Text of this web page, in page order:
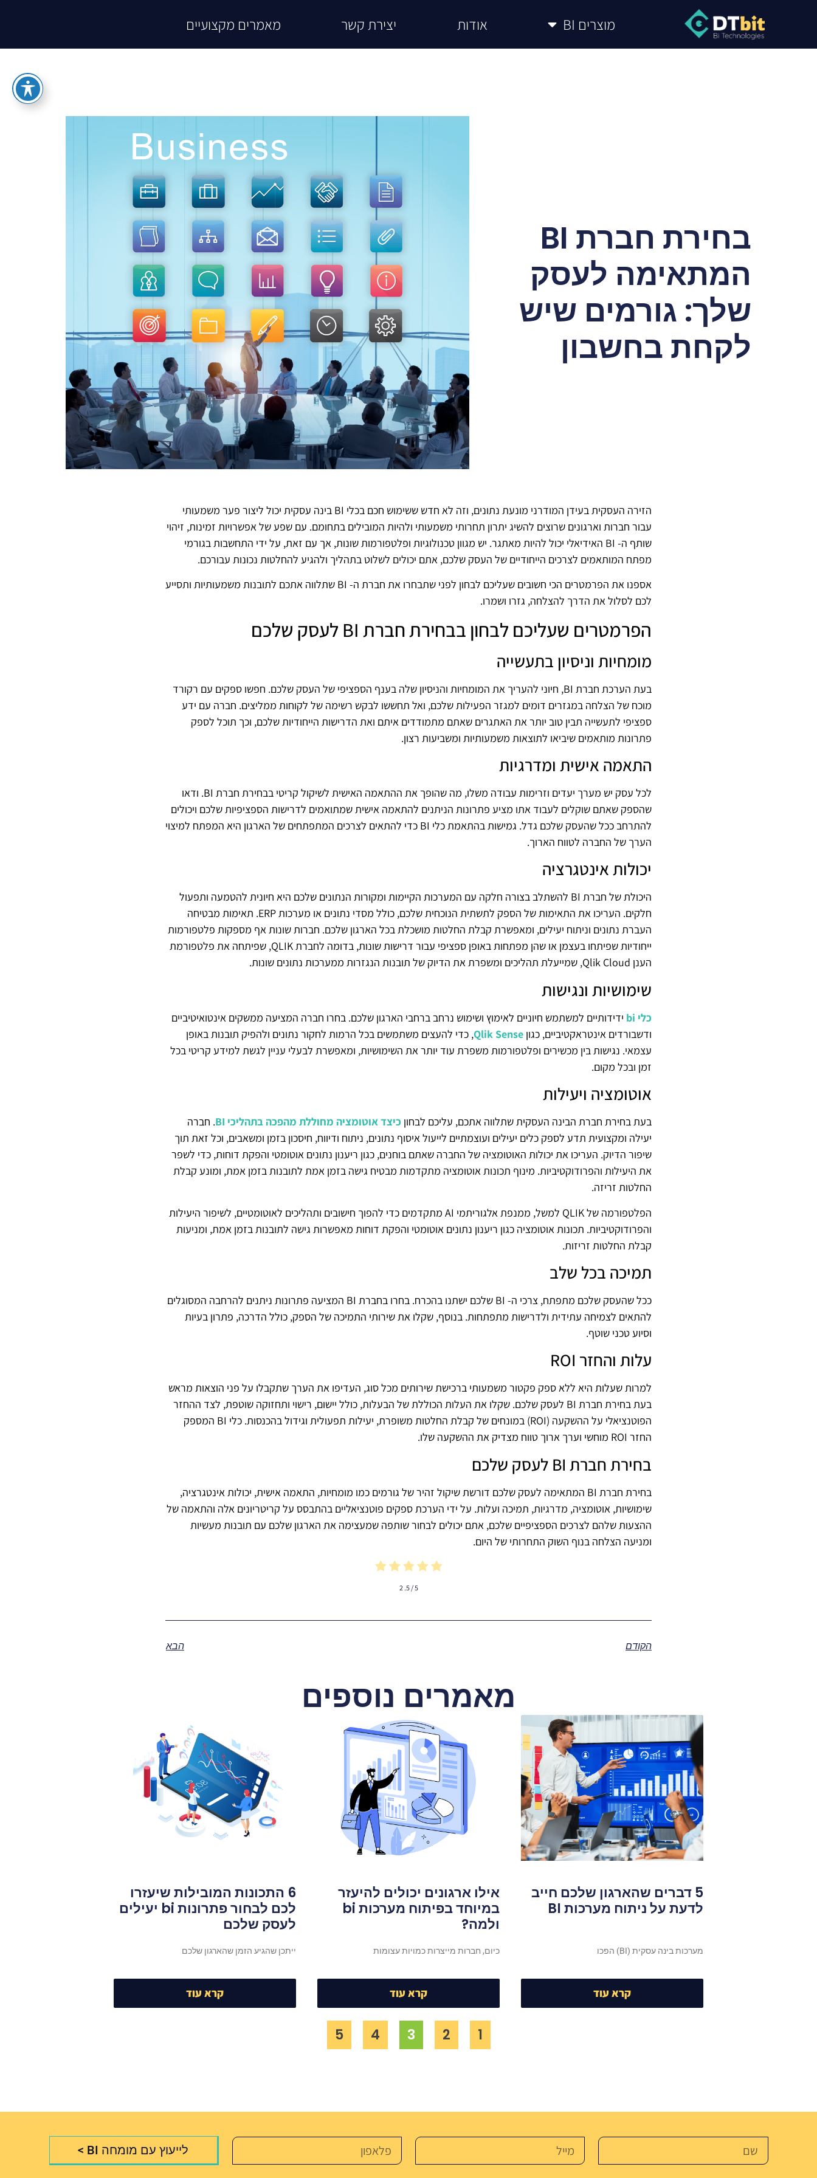
מוצרים BI אודות יצירת קשר מאמרים מקצועיים
בחירת חברת BI
המתאימה לעסק
שלך: גורמים שיש
לקחת בחשבון
הזירה העסקית בעידן המודרני מונעת נתונים, וזה לא חדש ששימוש חכם בכלי BI בינה עסקית יכול ליצור פער משמעותי
עבור חברות וארגונים שרוצים להשיג יתרון תחרותי משמעותי ולהיות המובילים בתחומם. עם שפע של אפשרויות זמינות, זיהוי
שותף ה- BI האידיאלי יכול להיות מאתגר. יש מגוון טכנולוגיות ופלטפורמות שונות, אך עם זאת, על ידי התחשבות בגורמי
מפתח המותאמים לצרכים הייחודיים של העסק שלכם, אתם יכולים לשלוט בתהליך ולהגיע להחלטות נכונות עבורכם.
אספנו את הפרמטרים הכי חשובים שעליכם לבחון לפני שתבחרו את חברת ה- BI שתלווה אתכם לתובנות משמעותיות ותסייע
לכם לסלול את הדרך להצלחה, גזרו ושמרו.
הפרמטרים שעליכם לבחון בבחירת חברת BI לעסק שלכם
מומחיות וניסיון בתעשייה
בעת הערכת חברת BI, חיוני להעריך את המומחיות והניסיון שלה בענף הספציפי של העסק שלכם. חפשו ספקים עם רקורד
מוכח של הצלחה במגזרים דומים למגזר הפעילות שלכם, ואל תחששו לבקש רשימה של לקוחות ממליצים. חברה עם ידע
ספציפי לתעשייה תבין טוב יותר את האתגרים שאתם מתמודדים איתם ואת הדרישות הייחודיות שלכם, וכך תוכל לספק
פתרונות מותאמים שיביאו לתוצאות משמעותיות ומשביעות רצון.
התאמה אישית ומדרגיות
לכל עסק יש מערך יעדים וזרימות עבודה משלו, מה שהופך את ההתאמה האישית לשיקול קריטי בבחירת חברת BI. ודאו
שהספק שאתם שוקלים לעבוד אתו מציע פתרונות הניתנים להתאמה אישית שמתואמים לדרישות הספציפיות שלכם ויכולים
להתרחב ככל שהעסק שלכם גדל. גמישות בהתאמת כלי BI כדי להתאים לצרכים המתפתחים של הארגון היא המפתח למיצוי
הערך של החברה לטווח הארוך.
יכולות אינטגרציה
היכולת של חברת BI להשתלב בצורה חלקה עם המערכות הקיימות ומקורות הנתונים שלכם היא חיונית להטמעה ותפעול
חלקים. העריכו את התאימות של הספק לתשתית הנוכחית שלכם, כולל מסדי נתונים או מערכות ERP. תאימות מבטיחה
העברת נתונים וניתוח יעילים, ומאפשרת קבלת החלטות מושכלת בכל הארגון שלכם. חברות שונות אף מספקות פלטפורמות
ייחודיות שפיתחו בעצמן או שהן מפתחות באופן ספציפי עבור דרישות שונות, בדומה לחברת QLIK, שפיתחה את פלטפורמת
הענן Qlik Cloud, שמייעלת תהליכים ומשפרת את הדיוק של תובנות הנגזרות ממערכות נתונים שונות.
שימושיות ונגישות
כלי bi
ידידותיים למשתמש חיוניים לאימוץ ושימוש נרחב ברחבי הארגון שלכם. בחרו חברה המציעה ממשקים אינטואיטיביים
ודשבורדים אינטראקטיביים, כגון Qlik Sense, כדי להעצים משתמשים בכל הרמות לחקור נתונים ולהפיק תובנות באופן
עצמאי. נגישות בין מכשירים ופלטפורמות משפרת עוד יותר את השימושיות, ומאפשרת לבעלי עניין לגשת למידע קריטי בכל
זמן ובכל מקום.
אוטומציה ויעילות
בעת בחירת חברת הבינה העסקית שתלווה אתכם, עליכם לבחון כיצד אוטומציה מחוללת מהפכה בתהליכי BI
. חברה
יעילה ומקצועית תדע לספק כלים יעילים ועוצמתיים לייעול איסוף נתונים, ניתוח ודיווח, חיסכון בזמן ומשאבים, וכל זאת תוך
שיפור הדיוק. העריכו את יכולות האוטומציה של החברה שאתם בוחנים, כגון ריענון נתונים אוטומטי והפקת דוחות, כדי לשפר
את היעילות והפרודוקטיביות. מינוף תכונות אוטומציה מתקדמות מבטיח גישה בזמן אמת לתובנות בזמן אמת, ומונע קבלת
החלטות זריזה.
הפלטפורמה של QLIK למשל, ממנפת אלגוריתמי AI מתקדמים כדי להפוך חישובים ותהליכים לאוטומטיים, לשיפור היעילות
והפרודוקטיביות. תכונות אוטומציה כגון ריענון נתונים אוטומטי והפקת דוחות מאפשרות גישה לתובנות בזמן אמת, ומניעות
קבלת החלטות זריזות.
תמיכה בכל שלב
ככל שהעסק שלכם מתפתח, צרכי ה- BI שלכם ישתנו בהכרח. בחרו בחברת BI המציעה פתרונות ניתנים להרחבה המסוגלים
להתאים לצמיחה עתידית ולדרישות מתפתחות. בנוסף, שקלו את שירותי התמיכה של הספק, כולל הדרכה, פתרון בעיות
וסיוע טכני שוטף.
עלות והחזר ROI
למרות שעלות היא ללא ספק פקטור משמעותי ברכישת שירותים מכל סוג, העדיפו את הערך שתקבלו על פני הוצאות מראש
בעת בחירת חברת BI לעסק שלכם. שקלו את העלות הכוללת של הבעלות, כולל יישום, רישוי ותחזוקה שוטפת, לצד ההחזר
הפוטנציאלי על ההשקעה (ROI) במונחים של קבלת החלטות משופרת, יעילות תפעולית וגידול בהכנסות. כלי BI המספק
החזר ROI מוחשי וערך ארוך טווח מצדיק את ההשקעה שלו.
בחירת חברת BI לעסק שלכם
בחירת חברת BI המתאימה לעסק שלכם דורשת שיקול זהיר של גורמים כמו מומחיות, התאמה אישית, יכולות אינטגרציה,
שימושיות, אוטומציה, מדרגיות, תמיכה ועלות. על ידי הערכת ספקים פוטנציאליים בהתבסס על קריטריונים אלה והתאמה של
ההצעות שלהם לצרכים הספציפיים שלכם, אתם יכולים לבחור שותפה שמעצימה את הארגון שלכם עם תובנות מעשיות
ומניעה הצלחה בנוף השוק התחרותי של היום.
5
/ 5.
2
הקודם הבא
מאמרים נוספים
5 דברים שהארגון שלכם חייב
לדעת על ניתוח מערכות BI
מערכות בינה עסקית (BI) הפכו
קרא עוד
אילו ארגונים יכולים להיעזר
במיוחד בפיתוח מערכות bi
ולמה?
כיום, חברות מייצרות כמויות עצומות
קרא עוד
6 התכונות המובילות שיעזרו
לכם לבחור פתרונות bi יעילים
לעסק שלכם
ייתכן שהגיע הזמן שהארגון שלכם
קרא עוד
1
2
3
4
5
לייעוץ עם מומחה BI >